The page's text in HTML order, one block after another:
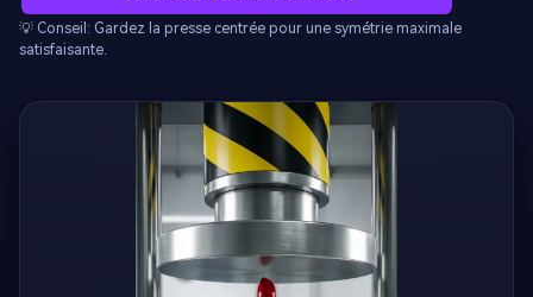
💡 Conseil: Gardez la presse centrée pour une symétrie maximale
satisfaisante.